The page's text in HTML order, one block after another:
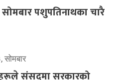
पशुपतिनाथका चारै
संसदमा सरकारको